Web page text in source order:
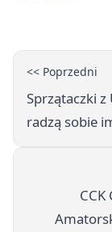
<< Poprzedni
Sprzątaczki
radzą sobie
CCK